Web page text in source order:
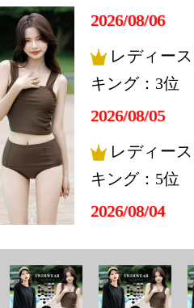
2026/08/06
レディー
キング：3位
2026/08/05
レディー
キング：5位
2026/08/04
レディー
キング：11位